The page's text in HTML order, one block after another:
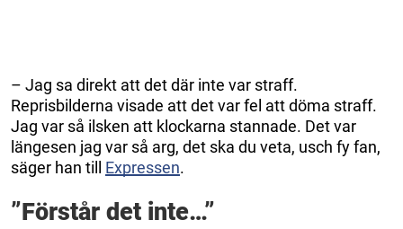
– Jag sa direkt att det där inte var straff.
Reprisbilderna visade att det var fel att döma straff.
Jag var så ilsken att klockarna stannade. Det var
längesen jag var så arg, det ska du veta, usch fy fan,
säger han till Expressen.
”Förstår det inte…”